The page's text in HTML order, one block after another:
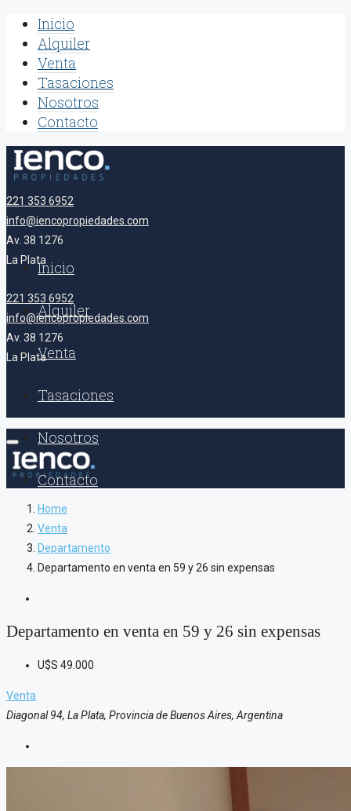
Inicio
Alquiler
Venta
Tasaciones
Nosotros
Contacto
221 353 6952
info@iencopropiedades.com
Av. 38 1276
La PlataInicio
Alquiler
Venta
Tasaciones
Nosotros
Contacto
221 353 6952
info@iencopropiedades.com
Av. 38 1276
La Plata
Home
Venta
Departamento
Departamento en venta en 59 y 26 sin expensas
Departamento en venta en 59 y 26 sin expensas
U$S 49.000
Venta
Diagonal 94, La Plata, Provincia de Buenos Aires, Argentina